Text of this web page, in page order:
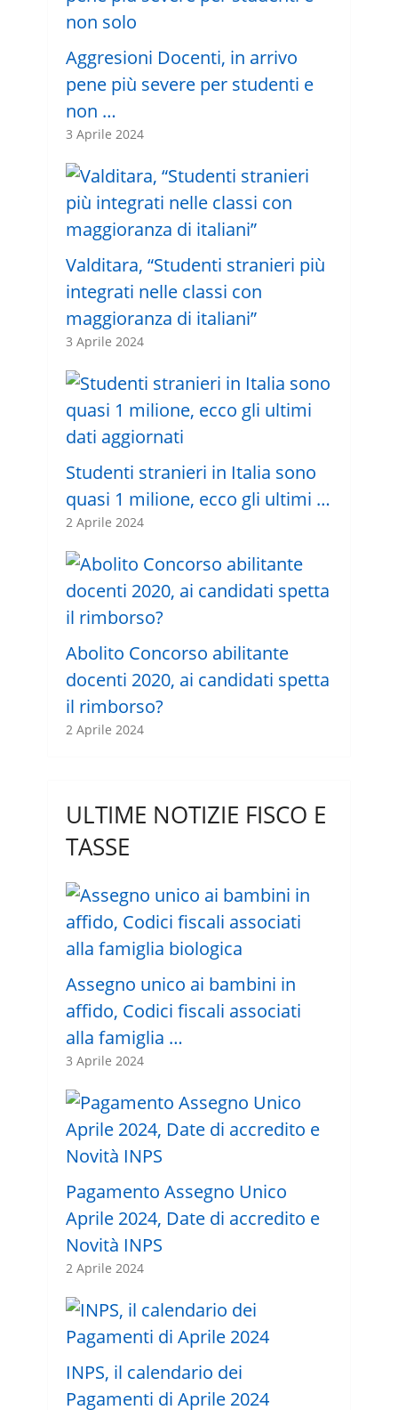
Aggresioni Docenti, in arrivo
pene più severe per studenti e
non …
3 Aprile 2024
Valditara, “Studenti stranieri più
integrati nelle classi con
maggioranza di italiani”
3 Aprile 2024
Studenti stranieri in Italia sono
quasi 1 milione, ecco gli ultimi …
2 Aprile 2024
Abolito Concorso abilitante
docenti 2020, ai candidati spetta
il rimborso?
2 Aprile 2024
ULTIME NOTIZIE FISCO E
TASSE
Assegno unico ai bambini in
affido, Codici fiscali associati
alla famiglia …
3 Aprile 2024
Pagamento Assegno Unico
Aprile 2024, Date di accredito e
Novità INPS
2 Aprile 2024
INPS, il calendario dei
Pagamenti di Aprile 2024